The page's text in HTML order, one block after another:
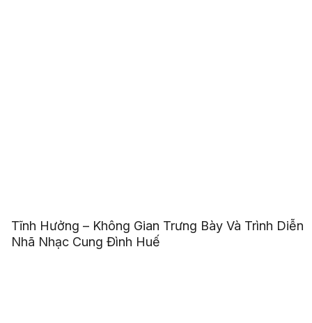
Tĩnh Hưởng – Không Gian Trưng Bày Và Trình Diễn
Nhã Nhạc Cung Đình Huế